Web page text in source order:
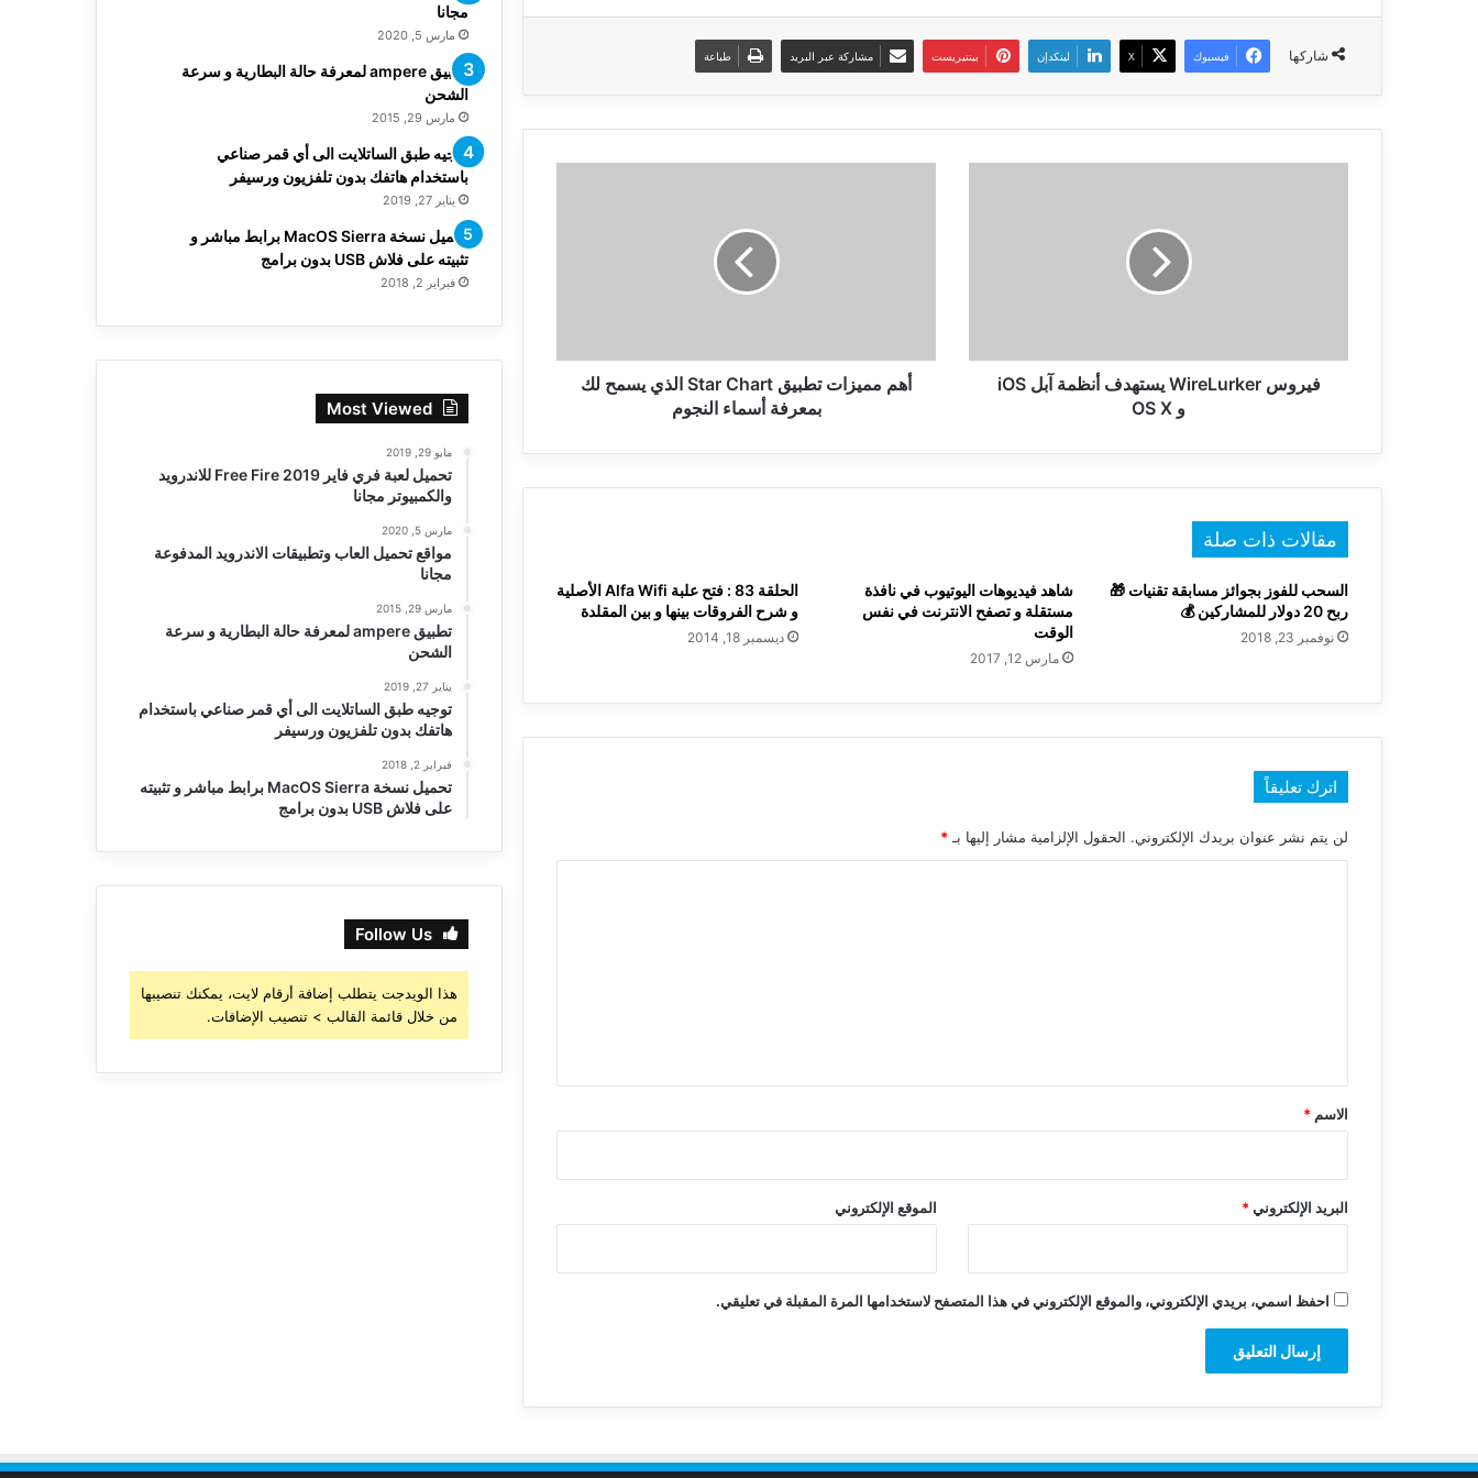
شاركها فيسبوك ‫X لينكدإن بينتيريست مشاركة عبر البريد طباعة
X
فيروس WireLurker يستهدف أنظمة آبل iOS
و OS X
بمعرفة
أسماء
أهم مميزات تطبيق Star Chart الذي يسمح لك
بمعرفة أسماء النجوم
مقالات ذات صلة
السحب للفوز بجوائز مسابقة تقنيات 🎁
ربح 20 دولار للمشاركين 💰
نوفمبر 23, 2018
شاهد فيديوهات اليوتيوب في نافذة
مستقلة و تصفح الانترنت في نفس
الوقت
مارس 12, 2017
الحلقة 83 : فتح علبة Alfa Wifi الأصلية
و شرح الفروقات بينها و بين المقلدة
ديسمبر 18, 2014
اترك تعليقاً
لن يتم نشر عنوان بريدك الإلكتروني. الحقول الإلزامية مشار إليها بـ *
*
الاسم *
البريد الإلكتروني* الموقع الإلكتروني
احفظ اسمي، بريدي الإلكتروني، والموقع الإلكتروني في هذا المتصفح لاستخدامها المرة المقبلة في تعليقي.
مجانا
مارس 5, 2020
تطبيق ampere لمعرفة حالة البطارية و سرعة
الشحن
مارس 29, 2015
توجيه طبق الساتلايت الى أي قمر صناعي
باستخدام هاتفك بدون تلفزيون ورسيفر
يناير 27, 2019
تحميل نسخة MacOS Sierra برابط مباشر و
تثبيته على فلاش USB بدون برامج
فبراير 2, 2018
Most Viewed
مايو 29, 2019
تحميل لعبة فري فاير Free Fire 2019 للاندرويد
والكمبيوتر مجانا
مارس 5, 2020
مواقع تحميل العاب وتطبيقات الاندرويد المدفوعة
مجانا
مارس 29, 2015
تطبيق ampere لمعرفة حالة البطارية و سرعة
الشحن
يناير 27, 2019
توجيه طبق الساتلايت الى أي قمر صناعي باستخدام
هاتفك بدون تلفزيون ورسيفر
فبراير 2, 2018
تحميل نسخة MacOS Sierra برابط مباشر و تثبيته
على فلاش USB بدون برامج
Follow Us
هذا الويدجت يتطلب إضافة أرقام لايت، يمكنك تنصيبها
من خلال قائمة القالب > تنصيب الإضافات.